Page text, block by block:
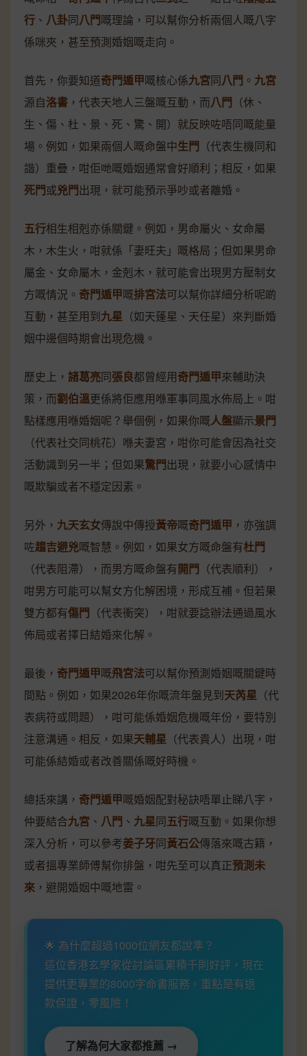
行 、 八卦同八門嘅理論，可以幫你分析兩個人嘅八字
係咪夾，甚至預測婚姻嘅走向。
首先，你要知道奇門遁甲嘅核心係九宮同八門 。 九宮
源自洛書 ，代表天地人三盤嘅互動，而八門 （休、
生、傷、杜、景、死、驚、開）就反映咗唔同嘅能量
場。例如，如果兩個人嘅命盤中生門 （代表生機同和
諧）重疊，咁佢哋嘅婚姻通常會好順利；相反，如果
死門或兇門出現，就可能預示爭吵或者離婚。
五行相生相剋亦係關鍵。例如，男命屬火、女命屬
木，木生火，咁就係「妻旺夫」嘅格局；但如果男命
屬金、女命屬木，金剋木，就可能會出現男方壓制女
方嘅情況。 奇門遁甲嘅排宮法可以幫你詳細分析呢啲
互動，甚至用到九星 （如天蓬星、天任星）來判斷婚
姻中邊個時期會出現危機。
歷史上， 諸葛亮同張良都曾經用奇門遁甲來輔助決
策，而劉伯溫更係將佢應用喺軍事同風水佈局上。咁
點樣應用喺婚姻呢？舉個例，如果你嘅人盤顯示景門
（代表社交同桃花）喺夫妻宮，咁你可能會因為社交
活動識到另一半；但如果驚門出現，就要小心感情中
嘅欺騙或者不穩定因素。
另外， 九天玄女傳說中傳授黃帝嘅奇門遁甲 ，亦強調
咗趨吉避兇嘅智慧。例如，如果女方嘅命盤有杜門
（代表阻滯），而男方嘅命盤有開門 （代表順利），
咁男方可能可以幫女方化解困境，形成互補。但若果
雙方都有傷門 （代表衝突），咁就要諗辦法通過風水
佈局或者擇日結婚來化解。
最後， 奇門遁甲嘅飛宮法可以幫你預測婚姻嘅關鍵時
間點。例如，如果2026年你嘅流年盤見到天芮星 （代
表病符或問題），咁可能係婚姻危機嘅年份，要特別
注意溝通。相反，如果天輔星 （代表貴人）出現，咁
可能係結婚或者改善關係嘅好時機。
總括來講， 奇門遁甲嘅婚姻配對秘訣唔單止睇八字，
仲要結合九宮 、 八門 、 九星同五行嘅互動。如果你想
深入分析，可以參考姜子牙同黃石公傳落來嘅古籍，
或者搵專業師傅幫你排盤，咁先至可以真正預測未
來 ，避開婚姻中嘅地雷。
🌟 為什麼超過1000位網友都說準？
這位香港玄學家從討論區累積千則好評，現在
提供更專業的8000字命書服務。重點是有退
款保證，零風險！
了解為何大家都推薦 →